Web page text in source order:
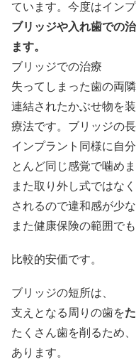
ています。今度はイン
ブリッジや入れ歯での
ます。
ブリッジでの治療
失ってしまった歯の両
連結されたかぶせ物を
療法です。ブリッジの長
インプラント同様に自
とんど同じ感覚で噛めま
また取り外し式ではな
されるので違和感が少な
また健康保険の範囲で
比較的安価です。
ブリッジの短所は、
支えとなる周りの歯を
たくさん歯を削るため
あります。